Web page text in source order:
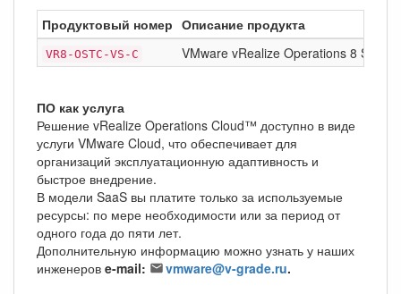
Продуктовый номер Описание продукта
VR8-OSTC-VS-C VMware vRealize Operations 8
ПО как услуга
Решение vRealize Operations Cloud™ доступно в виде
услуги VMware Cloud, что обеспечивает для
организаций эксплуатационную адаптивность и
быстрое внедрение.
В модели SaaS вы платите только за используемые
ресурсы: по мере необходимости или за период от
одного года до пяти лет.
Дополнительную информацию можно узнать у наших
инженеров e-mail: vmware@v-grade.ru.